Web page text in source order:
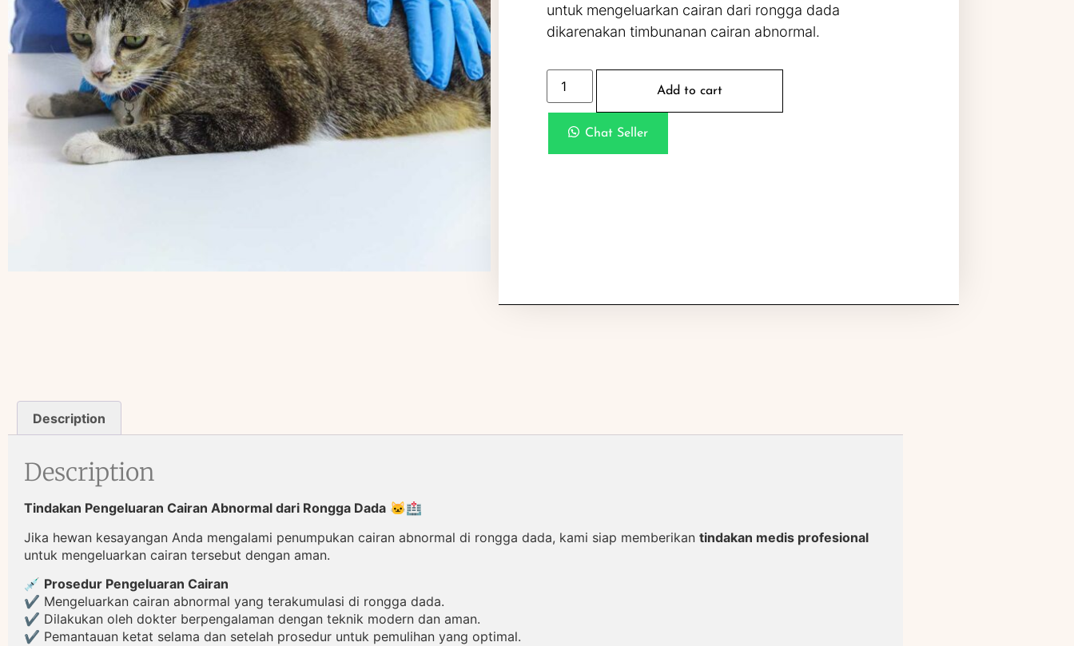
untuk mengeluarkan cairan dari rongga dada
dikarenakan timbunanan cairan abnormal.
Add to cart
Chat Seller
Description
Description
Tindakan Pengeluaran Cairan Abnormal dari Rongga Dada 🐱🏥
Jika hewan kesayangan Anda mengalami penumpukan cairan abnormal di rongga dada, kami siap memberikan tindakan medis profesional
untuk mengeluarkan cairan tersebut dengan aman.
💉 Prosedur Pengeluaran Cairan
✔️ Mengeluarkan cairan abnormal yang terakumulasi di rongga dada.
✔️ Dilakukan oleh dokter berpengalaman dengan teknik modern dan aman.
✔️ Pemantauan ketat selama dan setelah prosedur untuk pemulihan yang optimal.